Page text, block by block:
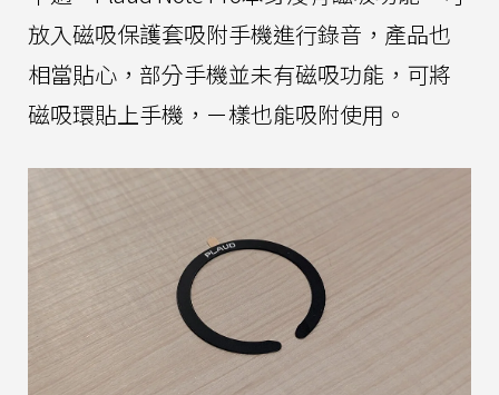
放入磁吸保護套吸附手機進行錄音，產品也
相當貼心，部分手機並未有磁吸功能，可將
磁吸環貼上手機，ㄧ樣也能吸附使用。